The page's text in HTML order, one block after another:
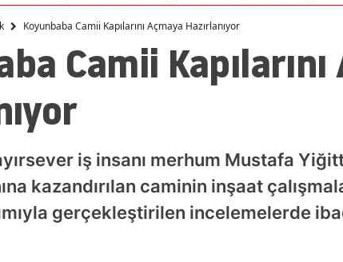
Ağrı
Koyunbaba Camii Kapılarını Açmaya Hazırlanıyor
Camii
iş insanı merhum Mustafa
kazandırılan caminin inşaat
gerçekleştirilen incelemelerde